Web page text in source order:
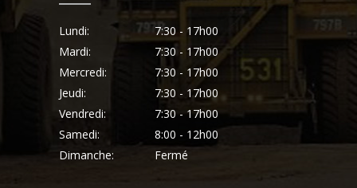
Lundi:
7:30 - 17h00
Mardi:
7:30 - 17h00
Mercredi:
7:30 - 17h00
Jeudi:
7:30 - 17h00
Vendredi:
7:30 - 17h00
Samedi:
8:00 - 12h00
Dimanche:
Fermé